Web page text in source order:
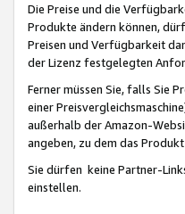
Die Preise und die
Produkte ändern können,
Preisen und Verfügbarkeit
der Lizenz festgelegten
Ferner müssen Sie, falls Sie
einer
außerhalb der Amazon-
angeben, zu dem das
Sie dürfen keine Partner-
einstellen.